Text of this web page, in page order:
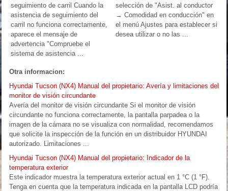
seguimiento de carril Cuando la
asistencia de seguimiento del
carril no funciona correctamente,
aparece el mensaje de
advertencia "Compruebe el
sistema de asistencia ...
selección de "Asist. al conductor
→ Comodidad en conducción" en
el menú Ajustes para establecer si
desea utilizar o no las ...
Otra informacion:
Hyundai Tucson (NX4) Manual del propietario: Avería y limitaciones del
monitor de visión circundante
Avería del monitor de visión circundante Si el monitor de visión
circundante no funciona correctamente, la pantalla parpadea o la
imagen de la cámara no se visualiza con normalidad, recomendamos
que solicite la inspección de la función en un distribuidor HYUNDAI
autorizado. Limitaciones ...
Hyundai Tucson (NX4) Manual del propietario: Indicador de la
temperatura exterior
Este indicador muestra la temperatura exterior actual en 1 °C (1 °F).
Tenga en cuenta que la temperatura indicada en la pantalla LCD podría